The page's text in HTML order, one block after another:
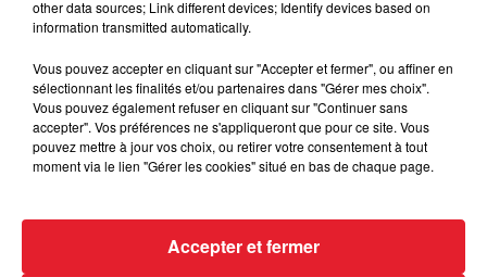
Du lundi au vendredi, de 6h à 09h, retrouvez Evan, Sandro,
Aline et Laura pour vous réveiller sur Urban hit. Au
programme : le jeu des 30 secondes chrono, le sondage du
jour, l'info moulaga, le saviez-vous...
other data sources; Link different devices; Identify devices based on
information transmitted automatically.
Vous pouvez accepter en cliquant sur "Accepter et fermer", ou affiner en
sélectionnant les finalités et/ou partenaires dans "Gérer mes choix".
Vous pouvez également refuser en cliquant sur "Continuer sans
accepter". Vos préférences ne s'appliqueront que pour ce site. Vous
pouvez mettre à jour vos choix, ou retirer votre consentement à tout
moment via le lien "Gérer les cookies" situé en bas de chaque page.
Accepter et fermer